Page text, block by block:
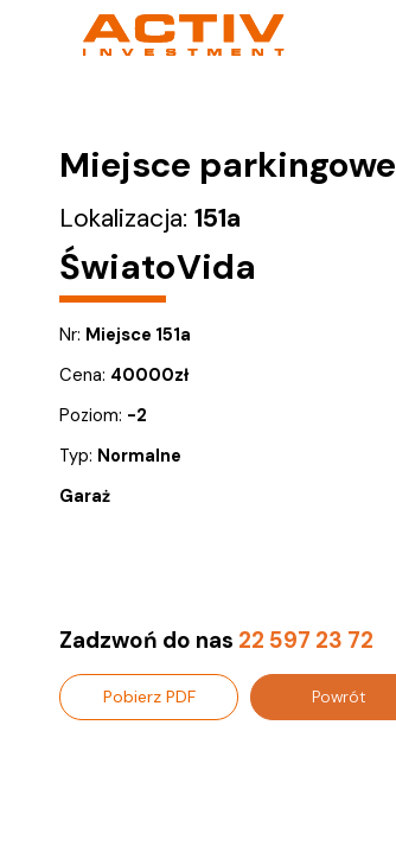
Miejsce parkingowe
Lokalizacja: 151a
ŚwiatoVida
Nr: Miejsce 151a
Cena: 40000zł
Poziom: -2
Typ: Normalne
Garaż
Zadzwoń do nas 22 597 23 72
Pobierz PDF Powrót